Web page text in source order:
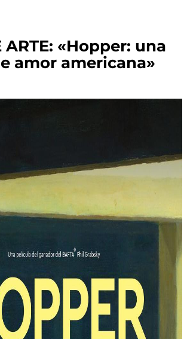
ARTE: «Hopper: una
amor americana»